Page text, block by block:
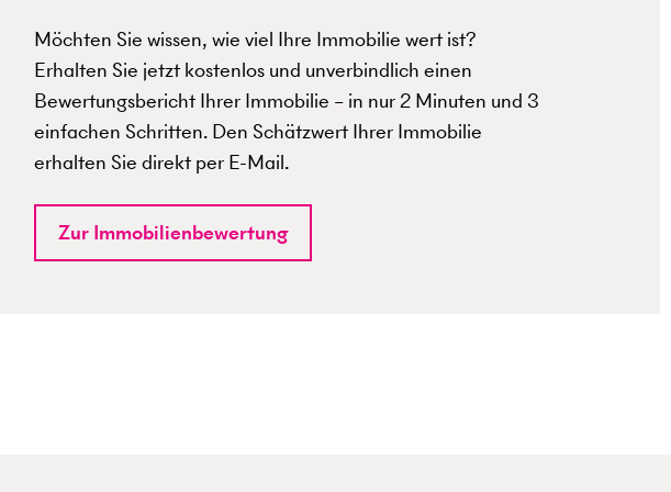
Möchten Sie wissen, wie viel Ihre Immobilie wert ist?
Erhalten Sie jetzt kostenlos und unverbindlich einen
Bewertungsbericht Ihrer Immobilie – in nur 2 Minuten und 3
einfachen Schritten. Den Schätzwert Ihrer Immobilie
erhalten Sie direkt per E-Mail.
Zur Immobilienbewertung